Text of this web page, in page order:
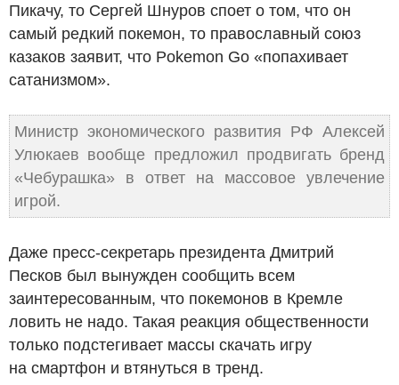
Пикачу, то Сергей Шнуров споет о том, что он
самый редкий покемон, то православный союз
казаков заявит, что Pokemon Go «попахивает
сатанизмом».
Министр экономического развития РФ Алексей
Улюкаев вообще предложил продвигать бренд
«Чебурашка» в ответ на массовое увлечение
игрой.
Даже пресс-секретарь президента Дмитрий
Песков был вынужден сообщить всем
заинтересованным, что покемонов в Кремле
ловить не надо. Такая реакция общественности
только подстегивает массы скачать игру
на смартфон и втянуться в тренд.